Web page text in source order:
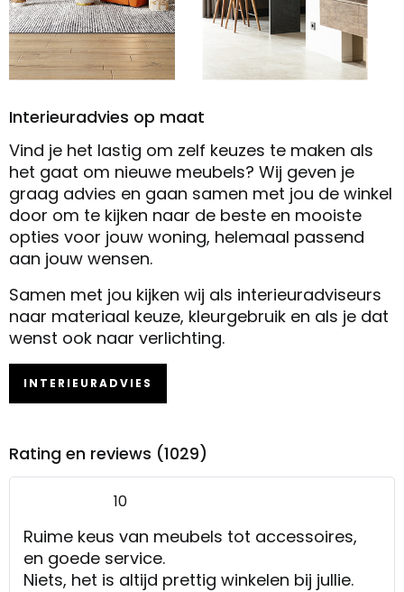
Interieuradvies op maat
Vind je het lastig om zelf keuzes te maken als
het gaat om nieuwe meubels? Wij geven je
graag advies en gaan samen met jou de winkel
door om te kijken naar de beste en mooiste
opties voor jouw woning, helemaal passend
aan jouw wensen.
Samen met jou kijken wij als interieuradviseurs
naar materiaal keuze, kleurgebruik en als je dat
wenst ook naar verlichting.
INTERIEURADVIES
Rating en reviews (1029)
10
Ruime keus van meubels tot accessoires,
en goede service.
Niets, het is altijd prettig winkelen bij jullie.